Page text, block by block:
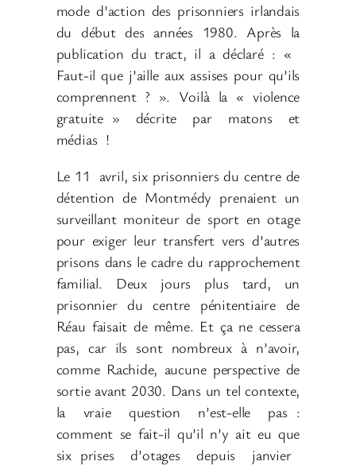
mode d’action des prisonniers irlandais
du début des années 1980. Après la
publication du tract, il a déclaré : «
Faut-il que j’aille aux assises pour qu’ils
comprennent ? ». Voilà la « violence
gratuite » décrite par matons et
médias !
Le 11
avril, six prisonniers du centre de
détention de Montmédy prenaient un
surveillant moniteur de sport en otage
pour exiger leur transfert vers d’autres
prisons dans le cadre du rapprochement
familial. Deux jours plus tard, un
prisonnier du centre pénitentiaire de
Réau faisait de même. Et ça ne cessera
pas, car ils sont nombreux à n’avoir,
comme Rachide, aucune perspective de
sortie avant 2030. Dans un tel contexte,
la vraie question n’est-elle pas :
comment se fait-il qu’il n’y ait eu que
six prises d’otages depuis janvier